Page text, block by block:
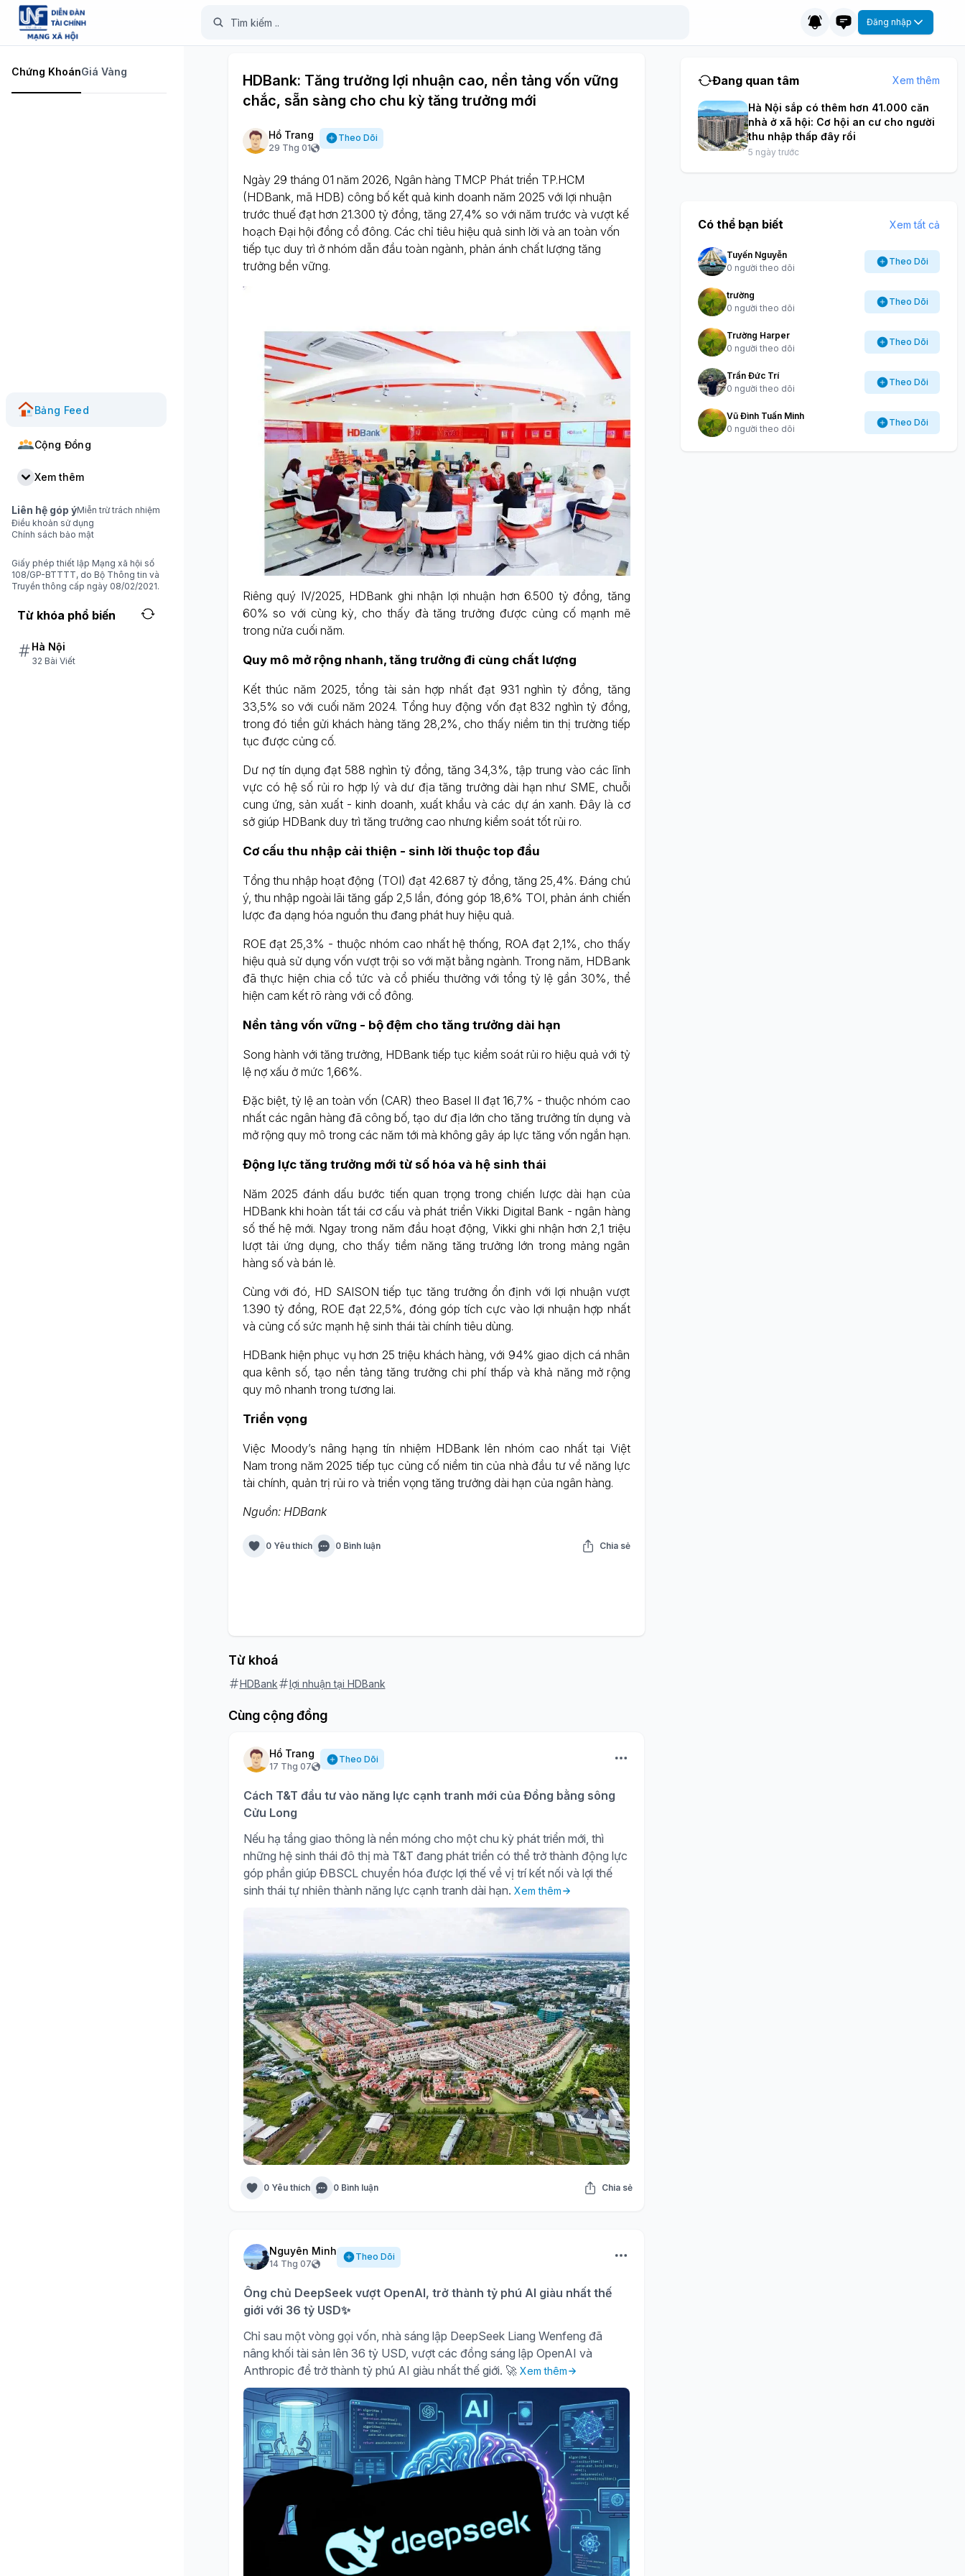
Đăng nhập
Chứng KhoánGiá Vàng
Bảng Feed
Cộng Đồng
Xem thêm
Liên hệ góp ýMiễn trừ trách nhiệm
Điều khoản sử dụng
Chính sách bảo mật
Giấy phép thiết lập Mạng xã hội số
108/GP-BTTTT, do Bộ Thông tin và
Truyền thông cấp ngày 08/02/2021.
Từ khóa phổ biến
Hà Nội
32 Bài Viết
HDBank: Tăng trưởng lợi nhuận cao, nền tảng vốn vững
chắc, sẵn sàng cho chu kỳ tăng trưởng mới
Hồ Trang
29 Thg 01
Theo Dõi
Ngày 29 tháng 01 năm 2026, Ngân hàng TMCP Phát triển TP.HCM
(HDBank, mã HDB) công bố kết quả kinh doanh năm 2025 với lợi nhuận
trước thuế đạt hơn 21.300 tỷ đồng, tăng 27,4% so với năm trước và vượt kế
hoạch Đại hội đồng cổ đông. Các chỉ tiêu hiệu quả sinh lời và an toàn vốn
tiếp tục duy trì ở nhóm dẫn đầu toàn ngành, phản ánh chất lượng tăng
trưởng bền vững.
Riêng quý IV/2025, HDBank ghi nhận lợi nhuận hơn 6.500 tỷ đồng, tăng
60% so với cùng kỳ, cho thấy đà tăng trưởng được củng cố mạnh mẽ
trong nửa cuối năm.
Quy mô mở rộng nhanh, tăng trưởng đi cùng chất lượng
Kết thúc năm 2025, tổng tài sản hợp nhất đạt 931 nghìn tỷ đồng, tăng
33,5% so với cuối năm 2024. Tổng huy động vốn đạt 832 nghìn tỷ đồng,
trong đó tiền gửi khách hàng tăng 28,2%, cho thấy niềm tin thị trường tiếp
tục được củng cố.
Dư nợ tín dụng đạt 588 nghìn tỷ đồng, tăng 34,3%, tập trung vào các lĩnh
vực có hệ số rủi ro hợp lý và dư địa tăng trưởng dài hạn như SME, chuỗi
cung ứng, sản xuất - kinh doanh, xuất khẩu và các dự án xanh. Đây là cơ
sở giúp HDBank duy trì tăng trưởng cao nhưng kiểm soát tốt rủi ro.
Cơ cấu thu nhập cải thiện - sinh lời thuộc top đầu
Tổng thu nhập hoạt động (TOI) đạt 42.687 tỷ đồng, tăng 25,4%. Đáng chú
ý, thu nhập ngoài lãi tăng gấp 2,5 lần, đóng góp 18,6% TOI, phản ánh chiến
lược đa dạng hóa nguồn thu đang phát huy hiệu quả.
ROE đạt 25,3% - thuộc nhóm cao nhất hệ thống, ROA đạt 2,1%, cho thấy
hiệu quả sử dụng vốn vượt trội so với mặt bằng ngành. Trong năm, HDBank
đã thực hiện chia cổ tức và cổ phiếu thưởng với tổng tỷ lệ gần 30%, thể
hiện cam kết rõ ràng với cổ đông.
Nền tảng vốn vững - bộ đệm cho tăng trưởng dài hạn
Song hành với tăng trưởng, HDBank tiếp tục kiểm soát rủi ro hiệu quả với tỷ
lệ nợ xấu ở mức 1,66%.
Đặc biệt, tỷ lệ an toàn vốn (CAR) theo Basel II đạt 16,7% - thuộc nhóm cao
nhất các ngân hàng đã công bố, tạo dư địa lớn cho tăng trưởng tín dụng và
mở rộng quy mô trong các năm tới mà không gây áp lực tăng vốn ngắn hạn.
Động lực tăng trưởng mới từ số hóa và hệ sinh thái
Năm 2025 đánh dấu bước tiến quan trọng trong chiến lược dài hạn của
HDBank khi hoàn tất tái cơ cấu và phát triển Vikki Digital Bank - ngân hàng
số thế hệ mới. Ngay trong năm đầu hoạt động, Vikki ghi nhận hơn 2,1 triệu
lượt tải ứng dụng, cho thấy tiềm năng tăng trưởng lớn trong mảng ngân
hàng số và bán lẻ.
Cùng với đó, HD SAISON tiếp tục tăng trưởng ổn định với lợi nhuận vượt
1.390 tỷ đồng, ROE đạt 22,5%, đóng góp tích cực vào lợi nhuận hợp nhất
và củng cố sức mạnh hệ sinh thái tài chính tiêu dùng.
HDBank hiện phục vụ hơn 25 triệu khách hàng, với 94% giao dịch cá nhân
qua kênh số, tạo nền tảng tăng trưởng chi phí thấp và khả năng mở rộng
quy mô nhanh trong tương lai.
Triển vọng
Việc Moody’s nâng hạng tín nhiệm HDBank lên nhóm cao nhất tại Việt
Nam trong năm 2025 tiếp tục củng cố niềm tin của nhà đầu tư về năng lực
tài chính, quản trị rủi ro và triển vọng tăng trưởng dài hạn của ngân hàng.
Nguồn: HDBank
0 Yêu thích 0 Bình luận Chia sẻ
Từ khoá
HDBank lợi nhuận tại HDBank
Cùng cộng đồng
Hồ Trang
17 Thg 07
Theo Dõi
Cách T&T đầu tư vào năng lực cạnh tranh mới của Đồng bằng sông
Cửu Long
Nếu hạ tầng giao thông là nền móng cho một chu kỳ phát triển mới, thì
những hệ sinh thái đô thị mà T&T đang phát triển có thể trở thành động lực
góp phần giúp ĐBSCL chuyển hóa được lợi thế về vị trí kết nối và lợi thế
sinh thái tự nhiên thành năng lực cạnh tranh dài hạn. Xem thêm
0 Yêu thích 0 Bình luận Chia sẻ
Nguyên Minh
14 Thg 07
Theo Dõi
Ông chủ DeepSeek vượt OpenAI, trở thành tỷ phú AI giàu nhất thế
giới với 36 tỷ USD✨
Chỉ sau một vòng gọi vốn, nhà sáng lập DeepSeek Liang Wenfeng đã
nâng khối tài sản lên 36 tỷ USD, vượt các đồng sáng lập OpenAI và
Anthropic để trở thành tỷ phú AI giàu nhất thế giới. 🚀 Xem thêm
Đang quan tâm Xem thêm
Hà Nội sắp có thêm hơn 41.000 căn
nhà ở xã hội: Cơ hội an cư cho người
thu nhập thấp đây rồi
5 ngày trước
Có thể bạn biết Xem tất cả
Tuyến Nguyễn
0 người theo dõi
Theo Dõi
trường
0 người theo dõi
Theo Dõi
Trường Harper
0 người theo dõi
Theo Dõi
Trần Đức Trí
0 người theo dõi
Theo Dõi
Vũ Đình Tuấn Minh
0 người theo dõi
Theo Dõi